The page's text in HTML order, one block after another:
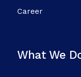
Career
What We